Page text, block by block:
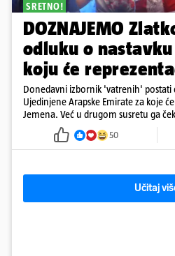
SRETNO!
DOZNAJEMO
odluku o
koju će
Donedavni izbornik 'vatrenih' postati
Ujedinjene Arapske Emirate za koje
Jemena. Već u drugom susretu ga
50
Učitaj